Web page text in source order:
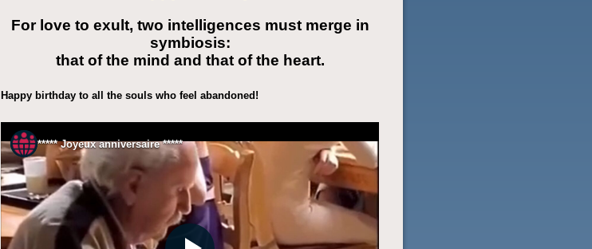
For love to exult, two intelligences must merge in
symbiosis:
that of the mind and that of the heart.
Happy birthday to all the souls who feel abandoned!